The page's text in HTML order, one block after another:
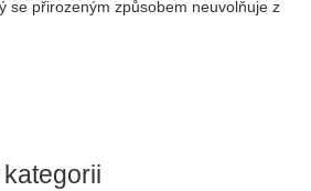
se přirozeným způsobem neuvolňuje z